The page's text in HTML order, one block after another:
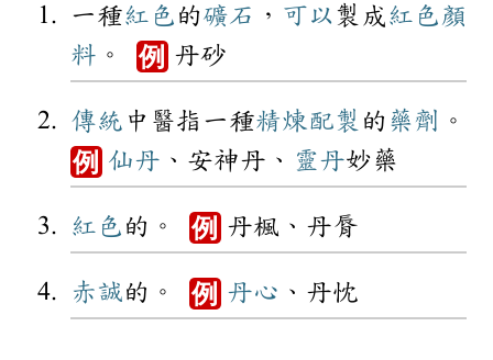
一種紅色 的礦石 ， 可以 製成紅色 顏
料 。 例 丹砂
傳統 中醫指一種精煉 配製 的 藥劑 。
例 仙丹 、安神丹、 靈丹妙藥
紅色 的。 例 丹楓、丹脣
赤誠的。 例 丹心 、丹忱